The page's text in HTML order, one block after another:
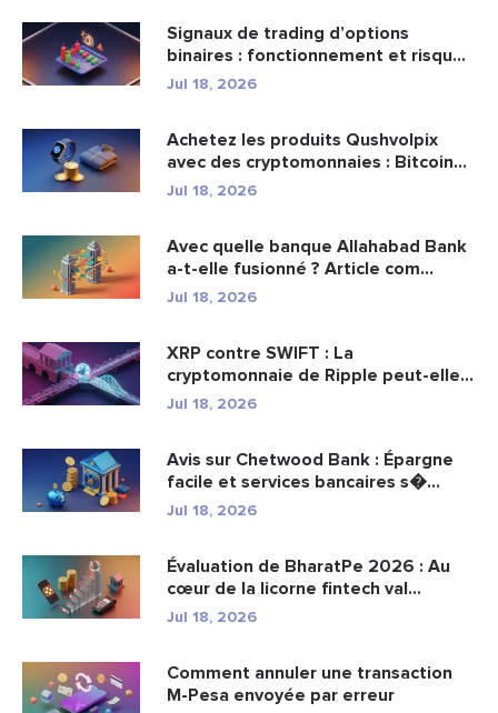
Signaux de trading d’options
binaires : fonctionnement et risqu...
Jul 18, 2026
Achetez les produits Qushvolpix
avec des cryptomonnaies : Bitcoin...
Jul 18, 2026
Avec quelle banque Allahabad Bank
a-t-elle fusionné ? Article com...
Jul 18, 2026
XRP contre SWIFT : La
cryptomonnaie de Ripple peut-elle
remplacer...
Jul 18, 2026
Avis sur Chetwood Bank : Épargne
facile et services bancaires s�...
Jul 18, 2026
Évaluation de BharatPe 2026 : Au
cœur de la licorne fintech val...
Jul 18, 2026
Comment annuler une transaction
M-Pesa envoyée par erreur